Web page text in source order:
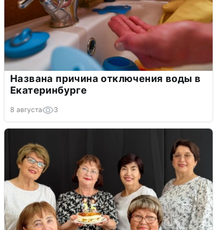
Названа причина отключения воды в
Екатеринбурге
8 августа 3